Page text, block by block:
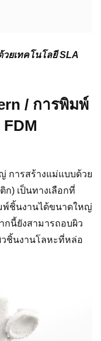
ยเทคโนโลยี SLA
/ การพิมพ์
การสร้างแม่แบบด้วย
ก) เป็นทางเลือกที่
พ์ชิ้นงานได้ขนาดใหญ่
กนี้ยังสามารถอบผิว
วชิ้นงานโลหะที่หล่อ